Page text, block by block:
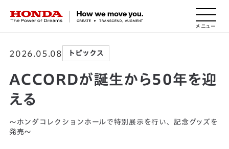
HONDA The Power of Dreams
2026.05.08 トピックス
ACCORDが誕生から50年を迎
える
～ホンダコレクションホールで特別展示を行い、記念グッズを
発売～